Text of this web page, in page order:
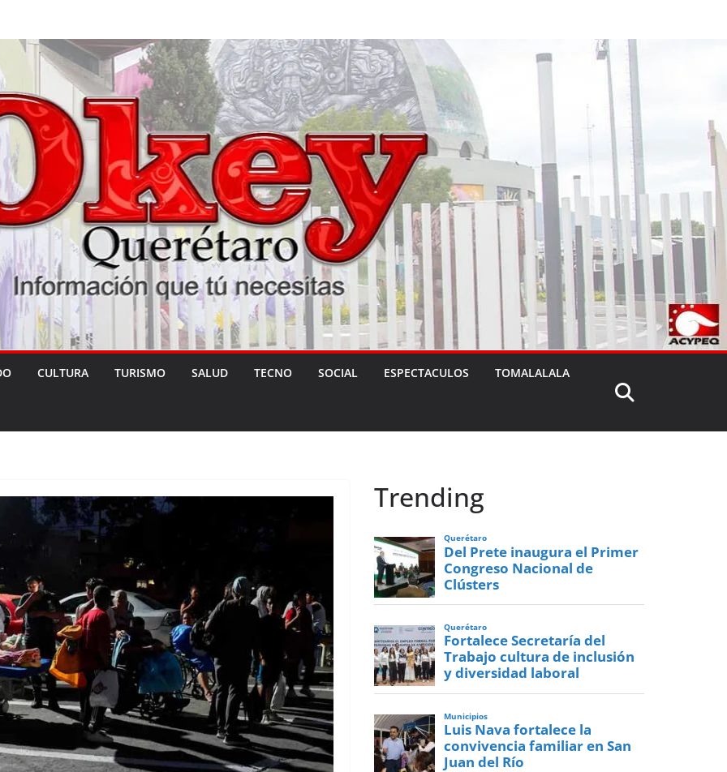
CULTURA TURISMO SALUD TECNO SOCIAL ESPECTACULOS TOMALALALA
Trending
Querétaro
Del Prete inaugura el Primer
Congreso Nacional de
Clústers
Querétaro
Fortalece Secretaría del
Trabajo cultura de inclusión
y diversidad laboral
Municipios
Luis Nava fortalece la
convivencia familiar en San
Juan del Río